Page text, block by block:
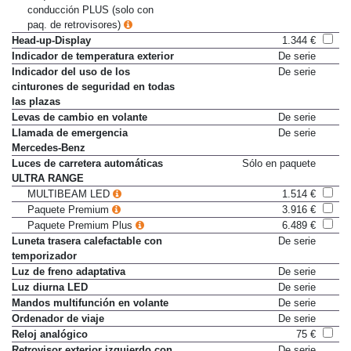
Paquete de asistencia a la
conducción PLUS (solo con
paq. de retrovisores)
Head-up-Display
1.344 €
Indicador de temperatura exterior
De serie
Indicador del uso de los
cinturones de seguridad en todas
las plazas
Levas de cambio en volante
De serie
Llamada de emergencia
Mercedes-Benz
Luces de carretera automáticas
ULTRA RANGE
MULTIBEAM LED
1.514 €
Paquete Premium
3.916 €
Paquete Premium Plus
6.489 €
Luneta trasera calefactable con
temporizador
Luz de freno adaptativa
De serie
Luz diurna LED
De serie
Mandos multifunción en volante
De serie
Ordenador de viaje
De serie
Reloj analógico
75 €